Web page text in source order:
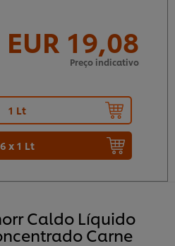
EUR 19,08
Preço indicativo
1 Lt
6 x 1 Lt
Caldo Líquido
Carne